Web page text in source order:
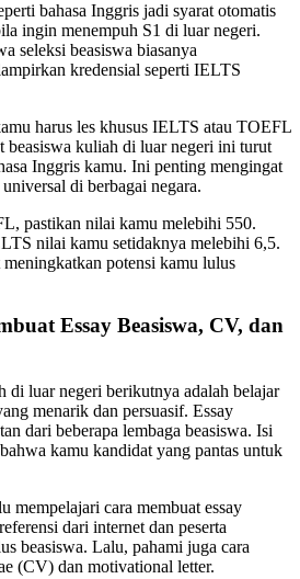
bahasa Inggris jadi syarat otomatis
ingin menempuh S1 di luar negeri.
seleksi beasiswa biasanya
kredensial seperti IELTS
harus les khusus IELTS atau TOEFL
beasiswa kuliah di luar negeri ini turut
Inggris kamu. Ini penting mengingat
di berbagai negara.
pastikan nilai kamu melebihi 550.
nilai kamu setidaknya melebihi 6,5.
potensi kamu lulus
Essay Beasiswa, CV, dan
di luar negeri berikutnya adalah belajar
menarik dan persuasif. Essay
dari beberapa lembaga beasiswa. Isi
kamu kandidat yang pantas untuk
mempelajari cara membuat essay
dari internet dan peserta
beasiswa. Lalu, pahami juga cara
(CV) dan motivational letter.